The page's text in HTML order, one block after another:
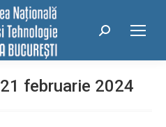
Search:
21 februarie 2024